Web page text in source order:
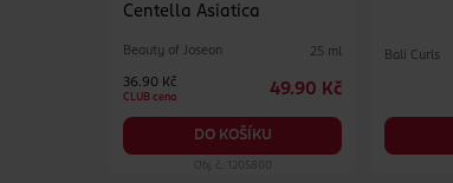
Centella Asiatica
Beauty of Joseon 25 ml
36.90 Kč
CLUB cena 49.90 Kč
DO KOŠÍKU
Obj. č.: 1205800
Bali Curls